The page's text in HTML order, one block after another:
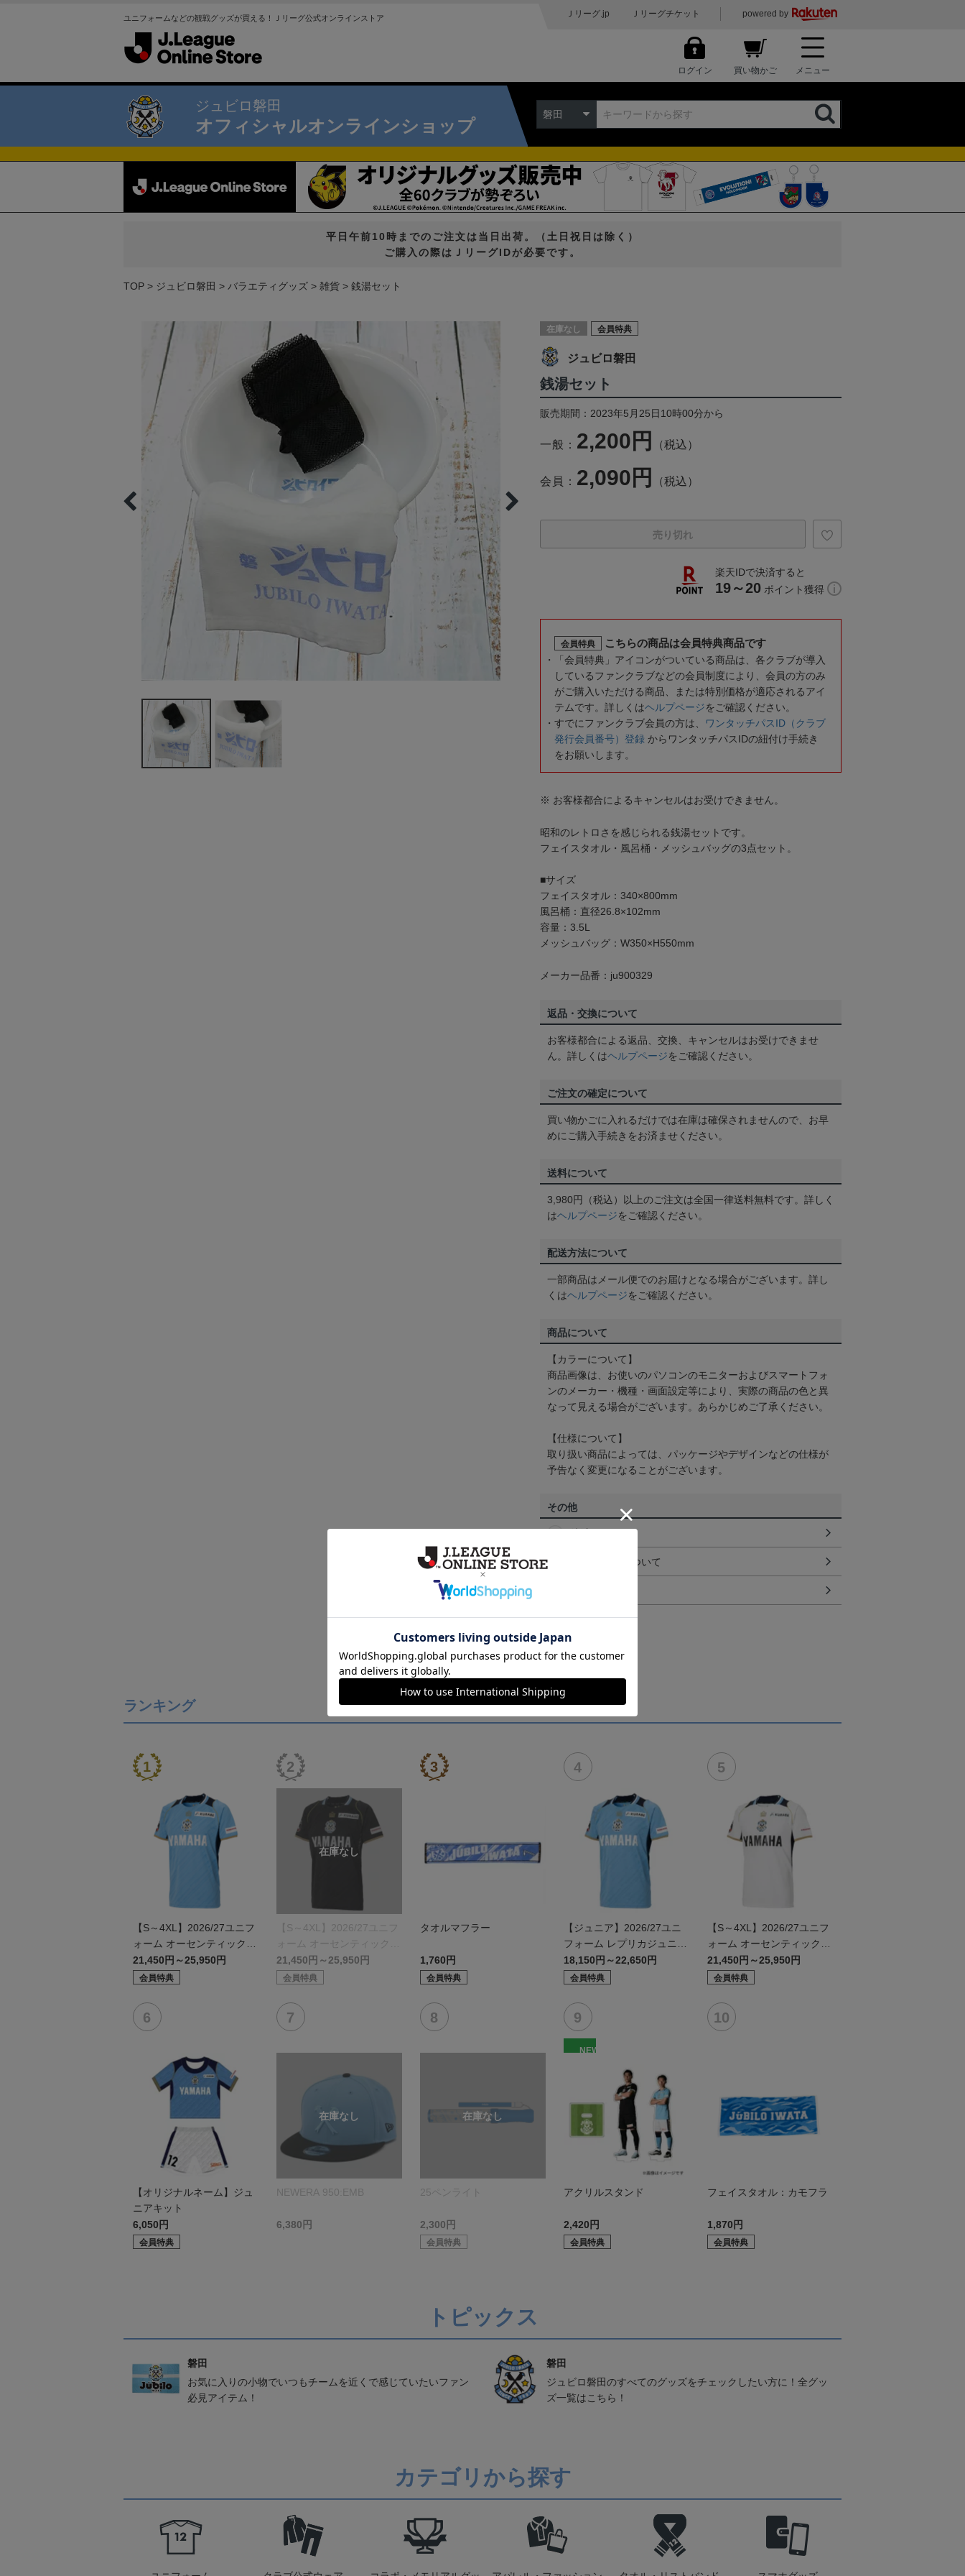
ユニフォームなどの観戦グッズが買える！Ｊリーグ公式オンラインストア Ｊリーグ.jp Ｊリーグチケット powered by
ログイン 買い物かご メニュー
ジュビロ磐田
オフィシャルオンラインショップ
磐田
平日午前10時までのご注文は当日出荷。（土日祝日は除く）
ご購入の際はＪリーグIDが必要です。
TOP ジュビロ磐田 バラエティグッズ 雑貨 銭湯セット
在庫なし 会員特典
ジュビロ磐田
銭湯セット
販売期間：2023年5月25日10時00分から
一般： 2,200円 （税込）
会員： 2,090円 （税込）
売り切れ
楽天IDで決済すると
19～20 ポイント獲得
会員特典 こちらの商品は会員特典商品です
「会員特典」アイコンがついている商品は、各クラブが導入
しているファンクラブなどの会員制度により、会員の方のみ
がご購入いただける商品、または特別価格が適応されるアイ
テムです。詳しくはヘルプページをご確認ください。
すでにファンクラブ会員の方は、
ワンタッチパスID（クラブ
発行会員番号）登録 からワンタッチパスIDの紐付け手続き
をお願いします。
※ お客様都合によるキャンセルはお受けできません。
昭和のレトロさを感じられる銭湯セットです。
フェイスタオル・風呂桶・メッシュバッグの3点セット。
■サイズ
フェイスタオル：340×800mm
風呂桶：直径26.8×102mm
容量：3.5L
メッシュバッグ：W350×H550mm
メーカー品番：ju900329
返品・交換について
お客様都合による返品、交換、キャンセルはお受けできませ
ん。詳しくはヘルプページをご確認ください。
ご注文の確定について
買い物かごに入れるだけでは在庫は確保されませんので、お早
めにご購入手続きをお済ませください。
送料について
3,980円（税込）以上のご注文は全国一律送料無料です。詳しく
はヘルプページをご確認ください。
配送方法について
一部商品はメール便でのお届けとなる場合がございます。詳し
くはヘルプページをご確認ください。
商品について
【カラーについて】
商品画像は、お使いのパソコンのモニターおよびスマートフォ
ンのメーカー・機種・画面設定等により、実際の商品の色と異
なって見える場合がございます。あらかじめご了承ください。
【仕様について】
取り扱い商品によっては、パッケージやデザインなどの仕様が
予告なく変更になることがございます。
その他
ギフト対応について
ランキング
【S～4XL】2026/27ユニフ
ォーム オーセンティックモ
デル:FP1st
21,450円～25,950円
会員特典
【S～4XL】2026/27ユニフ
ォーム オーセンティックモ
デル:GK
21,450円～25,950円
会員特典
タオルマフラー
1,760円
会員特典
【ジュニア】2026/27ユニ
フォーム レプリカジュニア
モデル:FP1st
18,150円～22,650円
会員特典
【S～4XL】2026/27ユニフ
ォーム オーセンティックモ
デル:FP2nd
21,450円～25,950円
会員特典
【オリジナルネーム】ジュ
ニアキット
6,050円
会員特典
NEWERA 950:EMB
6,380円
25ペンライト
2,300円
会員特典
NEW
アクリルスタンド
2,420円
会員特典
フェイスタオル：カモフラ
1,870円
会員特典
トピックス
磐田
お気に入りの小物でいつもチームを近くで感じていたいファン
必見アイテム！
磐田
ジュビロ磐田のすべてのグッズをチェックしたい方に！全グッ
ズ一覧はこちら！
カテゴリから探す